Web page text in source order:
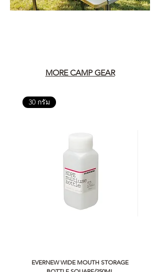
MORE CAMP GEAR
30 กรัม
EVERNEW WIDE MOUTH STORAGE